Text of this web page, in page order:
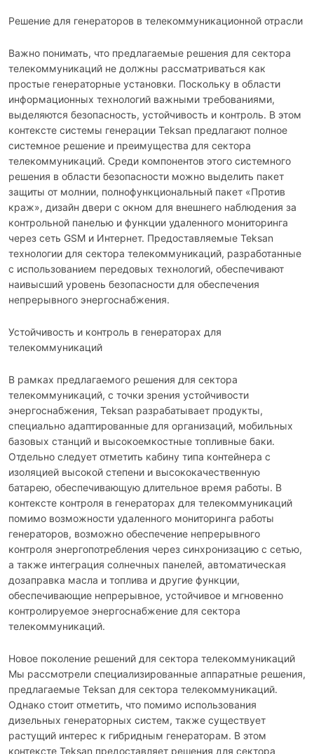
Решение для генераторов в телекоммуникационной отрасли
Важно понимать, что предлагаемые решения для сектора
телекоммуникаций не должны рассматриваться как
простые генераторные установки. Поскольку в области
информационных технологий важными требованиями,
выделяются безопасность, устойчивость и контроль. В этом
контексте системы генерации Teksan предлагают полное
системное решение и преимущества для сектора
телекоммуникаций. Среди компонентов этого системного
решения в области безопасности можно выделить пакет
защиты от молнии, полнофункциональный пакет «Против
краж», дизайн двери с окном для внешнего наблюдения за
контрольной панелью и функции удаленного мониторинга
через сеть GSM и Интернет. Предоставляемые Teksan
технологии для сектора телекоммуникаций, разработанные
с использованием передовых технологий, обеспечивают
наивысший уровень безопасности для обеспечения
непрерывного энергоснабжения.
Устойчивость и контроль в генераторах для
телекоммуникаций
В рамках предлагаемого решения для сектора
телекоммуникаций, с точки зрения устойчивости
энергоснабжения, Teksan разрабатывает продукты,
специально адаптированные для организаций, мобильных
базовых станций и высокоемкостные топливные баки.
Отдельно следует отметить кабину типа контейнера с
изоляцией высокой степени и высококачественную
батарею, обеспечивающую длительное время работы. В
контексте контроля в генераторах для телекоммуникаций
помимо возможности удаленного мониторинга работы
генераторов, возможно обеспечение непрерывного
контроля энергопотребления через синхронизацию с сетью,
а также интеграция солнечных панелей, автоматическая
дозаправка масла и топлива и другие функции,
обеспечивающие непрерывное, устойчивое и мгновенно
контролируемое энергоснабжение для сектора
телекоммуникаций.
Новое поколение решений для сектора телекоммуникаций
Мы рассмотрели специализированные аппаратные решения,
предлагаемые Teksan для сектора телекоммуникаций.
Однако стоит отметить, что помимо использования
дизельных генераторных систем, также существует
растущий интерес к гибридным генераторам. В этом
контексте Teksan предоставляет решения для сектора